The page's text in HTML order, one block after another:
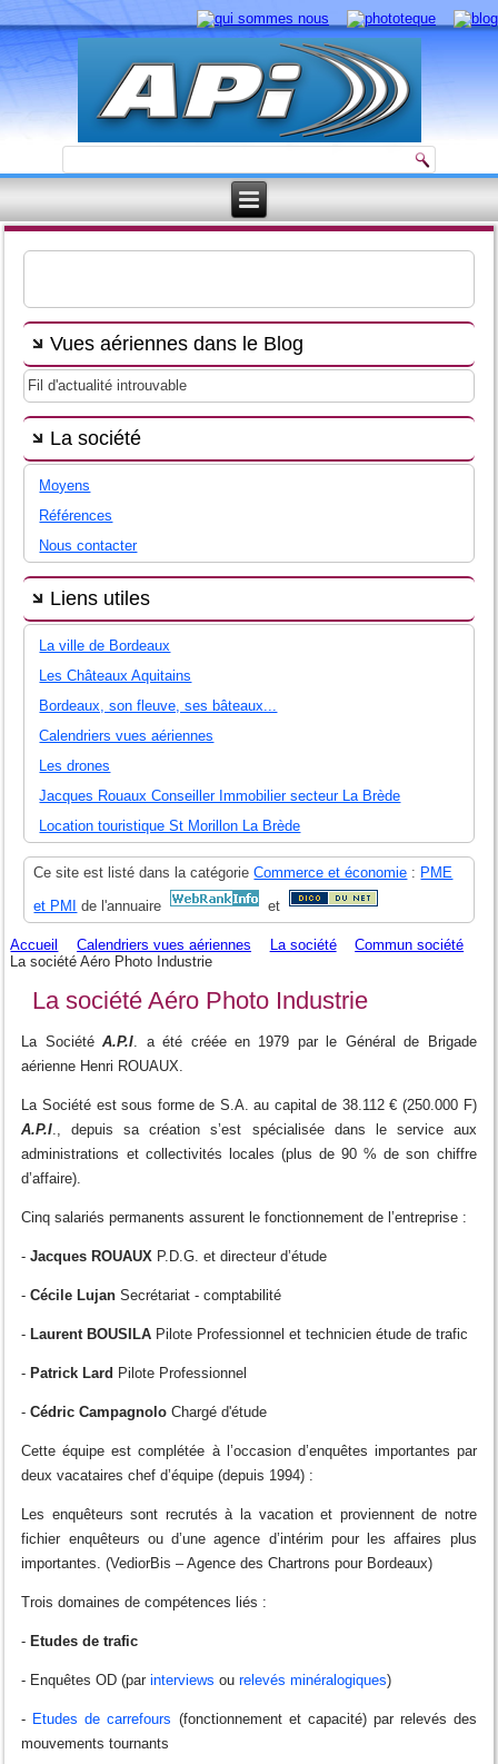
Vues aériennes dans le Blog
Fil d'actualité introuvable
La société
Moyens
Références
Nous contacter
Liens utiles
La ville de Bordeaux
Les Châteaux Aquitains
Bordeaux, son fleuve, ses bâteaux...
Calendriers vues aériennes
Les drones
Jacques Rouaux Conseiller Immobilier secteur La Brède
Location touristique St Morillon La Brède
Ce site est listé dans la catégorieCommerce et économie : PME
et PMI
de l'annuaire et
Accueil Calendriers vues aériennes La société
Commun société
La société Aéro Photo Industrie
La société Aéro Photo Industrie
La SociétéA.P.I. a été créée en 1979 par le Général de Brigade
aérienne Henri ROUAUX.
La Société est sous forme de S.A. au capital de 38.112 € (250.000 F)
A.P.I., depuis sa création s’est spécialisée dans le service aux
administrations et collectivités locales (plus de 90 % de son chiffre
d’affaire).
Cinq salariés permanents assurent le fonctionnement de l’entreprise :
-Jacques ROUAUX P.D.G. et directeur d’étude
-Cécile LujanSecrétariat - comptabilité
- Laurent BOUSILA Pilote Professionnel et technicien étude de trafic
- Patrick Lard Pilote Professionnel
-Cédric Campagnolo Chargé d'étude
Cette équipe est complétée à l’occasion d’enquêtes importantes par
deux vacataires chef d’équipe (depuis 1994) :
Les enquêteurs sont recrutés à la vacation et proviennent de notre
fichier enquêteurs ou d’une agence d’intérim pour les affaires plus
importantes. (VediorBis – Agence des Chartrons pour Bordeaux)
Trois domaines de compétences liés :
- Etudes de trafic
- Enquêtes OD (parinterviews ourelevés minéralogiques)
- Etudes de carrefours (fonctionnement et capacité) par relevés des
mouvements tournants